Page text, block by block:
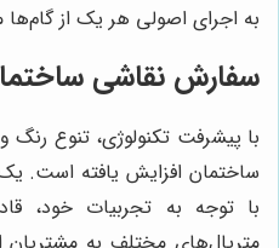
به اجرای اصولی هر یک از گام‌ها
سفارش نقاشی
با پیشرفت تکنولوژی، تنوع رنگ
ساختمان افزایش یافته است.
با توجه به تجربیات خود،
متریال‌های مختلف به